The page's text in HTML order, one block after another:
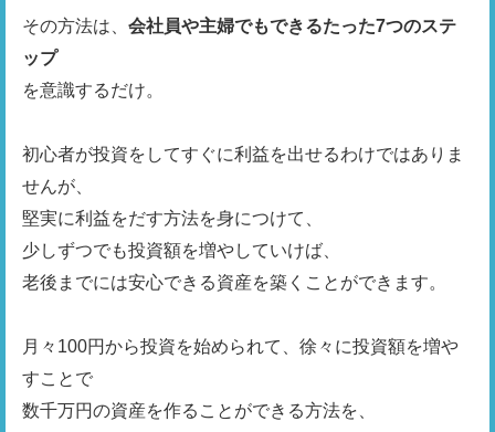
その方法は、 会社員や主婦でもできるたった7つのステ
ップ
を意識するだけ。
初心者が投資をしてすぐに利益を出せるわけではありま
せんが、
堅実に利益をだす方法を身につけて、
少しずつでも投資額を増やしていけば、
老後までには安心できる資産を築くことができます。
月々100円から投資を始められて、徐々に投資額を増や
すことで
数千万円の資産を作ることができる方法を、